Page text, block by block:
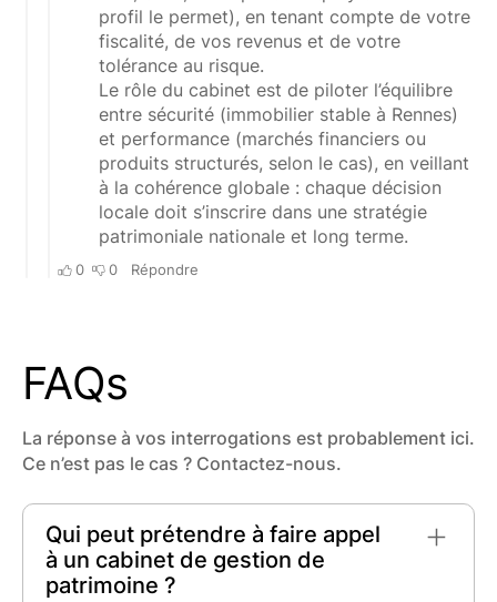
FAQs
La réponse à vos interrogations est probablement ici.
Ce n’est pas le cas ? Contactez-nous.
Qui peut prétendre à faire appel
à un cabinet de gestion de
patrimoine ?